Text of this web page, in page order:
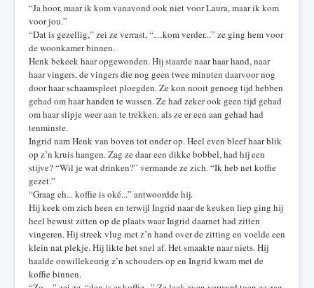
“Ja hoor, maar ik kom vanavond ook niet voor Laura, maar ik kom
voor jou.”
“Dat is gezellig,” zei ze verrast, “…kom verder...” ze ging hem voor
de woonkamer binnen.
Henk bekeek haar opgewonden. Hij staarde naar haar hand, naar
haar vingers, de vingers die nog geen twee minuten daarvoor nog
door haar schaamspleet ploegden. Ze kon nooit genoeg tijd hebben
gehad om haar handen te wassen. Ze had zeker ook geen tijd gehad
om haar slipje weer aan te trekken, als ze er een aan gehad had
tenminste.
Ingrid nam Henk van boven tot onder op. Heel even bleef haar blik
op z’n kruis hangen. Zag ze daar een dikke bobbel, had hij een
stijve? “Wil je wat drinken?” vermande ze zich. “Ik heb net koffie
gezet.”
“Graag eh... koffie is oké...” antwoordde hij.
Hij keek om zich heen en terwijl Ingrid naar de keuken liep ging hij
heel bewust zitten op de plaats waar Ingrid daarnet had zitten
vingeren. Hij streek vlug met z’n hand over de zitting en voelde een
klein nat plekje. Hij likte het snel af. Het smaakte naar niets. Hij
haalde onwillekeurig z’n schouders op en Ingrid kwam met de
koffie binnen.